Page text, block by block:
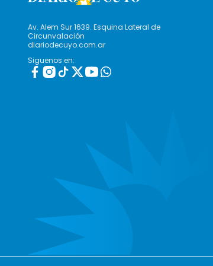
Av. Alem Sur 1639. Esquina Lateral de
Circunvalación
diariodecuyo.com.ar
Siguenos en: